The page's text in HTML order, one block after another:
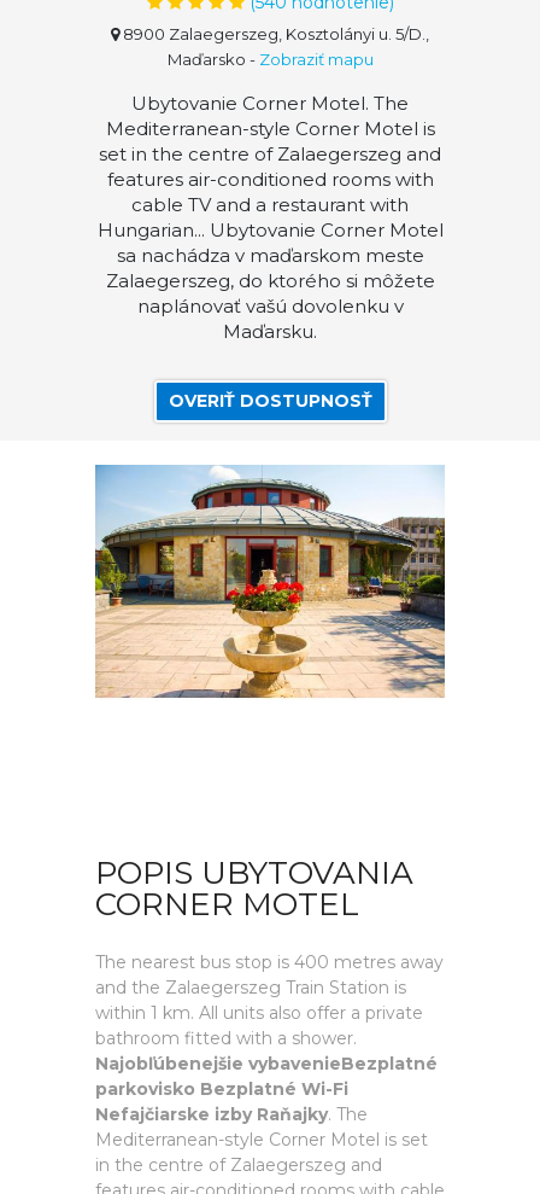
8900 Zalaegerszeg, Kosztolányi u. 5/D.,
Maďarsko - Zobraziť mapu
Ubytovanie Corner Motel. The
Mediterranean-style Corner Motel is
set in the centre of Zalaegerszeg and
features air-conditioned rooms with
cable TV and a restaurant with
Hungarian... Ubytovanie Corner Motel
sa nachádza v maďarskom meste
Zalaegerszeg, do ktorého si môžete
naplánovať vašú dovolenku v
Maďarsku.
OVERIŤ DOSTUPNOSŤ
POPIS UBYTOVANIA
CORNER MOTEL
The nearest bus stop is 400 metres away
and the Zalaegerszeg Train Station is
within 1 km. All units also offer a private
bathroom fitted with a shower.
Najobľúbenejšie vybavenieBezplatné
parkovisko Bezplatné Wi-Fi
Nefajčiarske izby Raňajky. The
Mediterranean-style Corner Motel is set
in the centre of Zalaegerszeg and